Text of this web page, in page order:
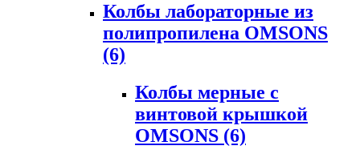
Колбы лабораторные из
полипропилена OMSONS
(6)
Колбы мерные с
винтовой крышкой
OMSONS (6)